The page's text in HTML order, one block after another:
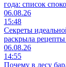
года: список
06.08.26
15:48
Секреты
раскрыла
06.08.26
14:55
Почему в лесу